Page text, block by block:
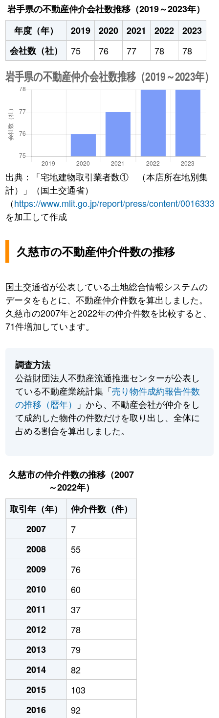
岩手県の不動産仲介会社数推移（2019～2023年）
年度（年）
2019 2020 2021 2022
2023
会社数（社）
75 76 77 78 78
出典：「宅地建物取引業者数① （本店所在地別集
計）」（国土交通省）
（https://www.mlit.go.jp/report/press/content/
を加工して作成
久慈市の不動産仲介件数の推移
国土交通省が公表している土地総合情報システムの
データをもとに、不動産仲介件数を算出しました。
久慈市の2007年と2022年の仲介件数を比較すると、
71件増加しています。
調査方法
公益財団法人不動産流通推進センターが公表し
ている不動産業統計集「売り物件成約報告件数
の推移（暦年）
」から、不動産会社が仲介をし
て成約した物件の件数だけを取り出し、全体に
占める割合を算出しました。
久慈市の仲介件数の推移（2007
～2022年）
取引年（年）
仲介件数（件）
2007
7
2008
55
2009
76
2010
60
2011
37
2012
78
2013
79
2014
82
2015
103
2016
92